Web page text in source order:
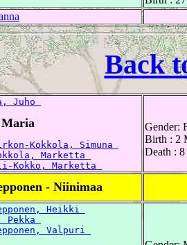
Back
Juho
Maria
Kokkola, Simuna
Marketta
Kokko, Marketta
Gender:
Birth : 2
Death :
- Niinimaa
Heikki
Pekka
Valpuri